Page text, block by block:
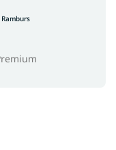
Ramburs